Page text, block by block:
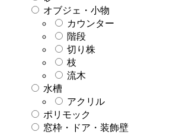
オブジェ・小物
カウンター
階段
切り株
枝
流木
水槽
アクリル
ポリモック
窓枠・ドア・装飾壁